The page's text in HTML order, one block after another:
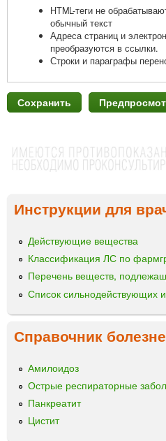
HTML-теги не
обычный текст
Адреса страниц и
преобразуются в ссылки.
Строки и параграфы
Инструкции для
Действующие вещества
Классификация ЛС по
Перечень веществ,
Список сильнодействующих
Справочник
Амилоидоз
Острые респираторные
Панкреатит
Цистит